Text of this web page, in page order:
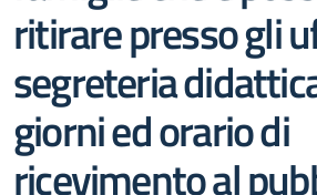
ritirare presso gli
segreteria
giorni ed orario di
ricevimento al